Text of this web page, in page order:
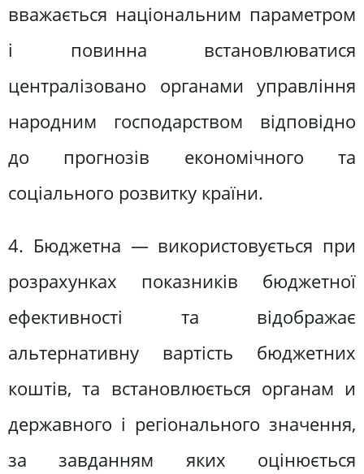
вважається національним параметром
і повинна встановлюватися
централізовано органами управління
народним господарством відповідно
до прогнозів економічного та
соціального розвитку країни.
4. Бюджетна — використовується при
розрахунках показників бюджетної
ефективності та відображає
альтернативну вартість бюджетних
коштів, та встановлюється органам и
державного і регіонального значення,
за завданням яких оцінюється